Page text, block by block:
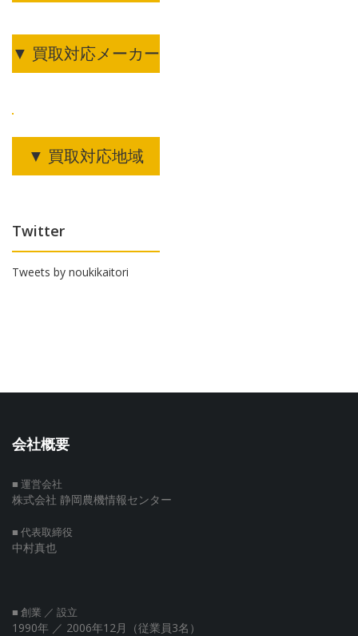
シ
ョ
▼ 買取対応メーカー
▼ 買取対応地域
Twitter
Tweets by noukikaitori
会社概要
■ 運営会社
株式会社 静岡農機情報センター
■ 代表取締役
中村真也
■ 創業 ／ 設立
1990年 ／ 2006年12月（従業員3名）